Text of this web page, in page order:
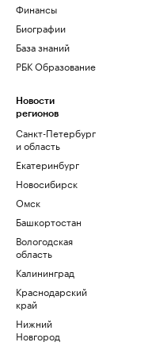
Финансы
Биографии
База знаний
РБК Образование
Новости
регионов
Санкт-Петербург
и область
Екатеринбург
Новосибирск
Омск
Башкортостан
Вологодская
область
Калининград
Краснодарский
край
Нижний
Новгород